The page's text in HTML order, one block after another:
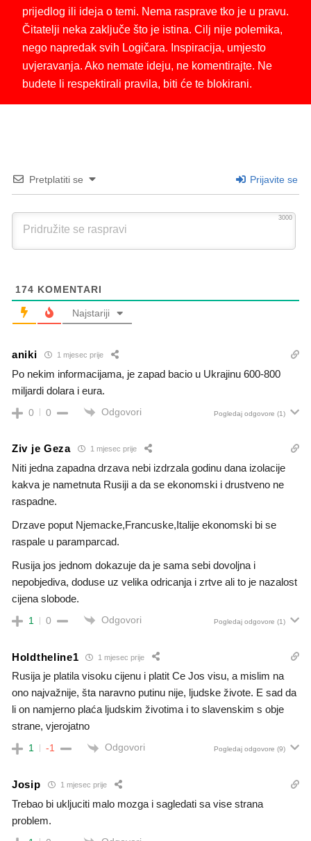
prijedlog ili ideja o temi. Nema rasprave tko je u pravu.
Čitatelji neka zaključe što je istina. Cilj nije polemika,
nego napredak svih Logičara. Inspiracija, umjesto
uvjeravanja. Ako nemate ideju, ne komentirajte. Ne
budete li respektirali pravila, biti će te blokirani.
Pretplatiti se Prijavite se
3000
174 KOMENTARI
Najstariji
aniki 1 mjesec prije
Po nekim informacijama, je zapad bacio u Ukrajinu 600-800
miljardi dolara i eura.
0 0 Odgovori Pogledaj odgovore (1)
Ziv je Geza 1 mjesec prije
Niti jedna zapadna drzava nebi izdrzala godinu dana izolacije
kakva je nametnuta Rusiji a da se ekonomski i drustveno ne
raspadne.
Drzave poput Njemacke,Francuske,Italije ekonomski bi se
raspale u paramparcad.
Rusija jos jednom dokazuje da je sama sebi dovoljna i
nepobjediva, doduse uz velika odricanja i zrtve ali to je nazalost
cijena slobode.
1 0 Odgovori Pogledaj odgovore (1)
Holdtheline1 1 mjesec prije
Rusija je platila visoku cijenu i platit Ce Jos visu, a mislim na
ono najvažnije, šta naravno putinu nije, ljudske živote. E sad da
li on namjerno plaća ljudskim životima i to slavenskim s obje
strane, vjerojatno
1 -1 Odgovori Pogledaj odgovore (9)
Josip 1 mjesec prije
Trebao bi ukljuciti malo mozga i sagledati sa vise strana
problem.